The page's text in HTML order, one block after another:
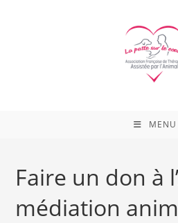
MENU
Faire un don à
médiation